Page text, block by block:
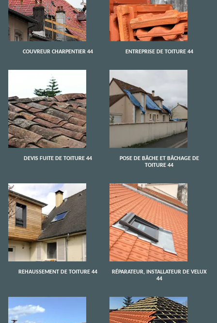
COUVREUR CHARPENTIER 44 ENTREPRISE DE TOITURE 44
DEVIS FUITE DE TOITURE 44
POSE DE BÂCHE ET BÂCHAGE DE
TOITURE 44
REHAUSSEMENT DE TOITURE 44
RÉPARATEUR, INSTALLATEUR DE VELUX
44